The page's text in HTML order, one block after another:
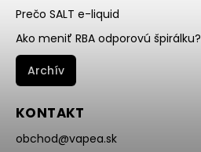
Prečo SALT e-liquid
Ako meniť RBA odporovú špirálku?
Archív
KONTAKT
obchod@vapea.sk